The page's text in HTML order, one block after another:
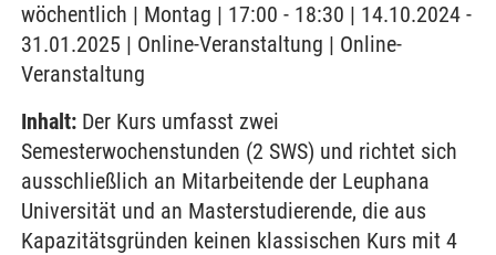
wöchentlich | Montag | 17:00 - 18:30 | 14.10.2024 -
31.01.2025 | Online-Veranstaltung | Online-
Veranstaltung
Inhalt: Der Kurs umfasst zwei
Semesterwochenstunden (2 SWS) und richtet sich
ausschließlich an Mitarbeitende der Leuphana
Universität und an Masterstudierende, die aus
Kapazitätsgründen keinen klassischen Kurs mit 4